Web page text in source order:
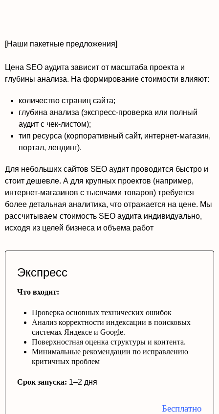
[Наши пакетные предложения]
Цена SEO аудита зависит от масштаба проекта и
глубины анализа. На формирование стоимости влияют:
количество страниц сайта;
глубина анализа (экспресс-проверка или полный
аудит с чек-листом);
тип ресурса (корпоративный сайт, интернет-магазин,
портал, лендинг).
Для небольших сайтов SEO аудит проводится быстро и
стоит дешевле. А для крупных проектов (например,
интернет-магазинов с тысячами товаров) требуется
более детальная аналитика, что отражается на цене. Мы
рассчитываем стоимость SEO аудита индивидуально,
исходя из целей бизнеса и объема работ
Экспресс
Что входит:
Проверка основных технических ошибок
Анализ корректности индексации в поисковых
системах Яндексе и Google.
Поверхностная оценка структуры и контента.
Минимальные рекомендации по исправлению
критичных проблем
Срок запуска: 1–2 дня
Бесплатно